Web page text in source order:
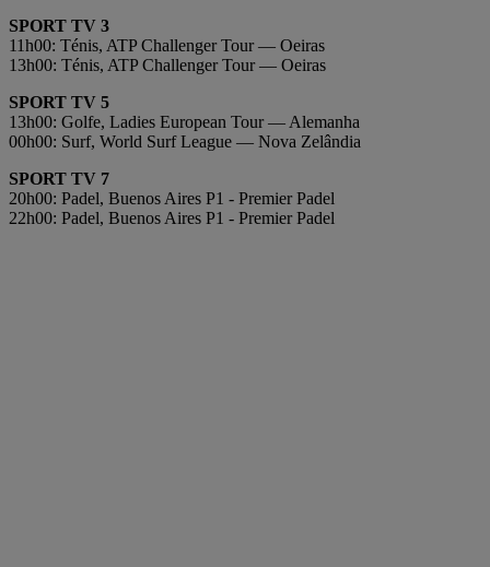
SPORT TV 3
11h00: Ténis, ATP Challenger Tour — Oeiras
13h00: Ténis, ATP Challenger Tour — Oeiras
SPORT TV 5
13h00: Golfe, Ladies European Tour — Alemanha
00h00: Surf, World Surf League — Nova Zelândia
SPORT TV 7
20h00: Padel, Buenos Aires P1 - Premier Padel
22h00: Padel, Buenos Aires P1 - Premier Padel